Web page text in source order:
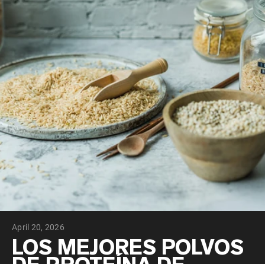
Términos de Búsqueda Populares
”Protein Powder“
”Overnight Oats“
”Vegan protein“
”Collagen“
”Micellar Casein“
April 20, 2026
LOS MEJORES POLVOS